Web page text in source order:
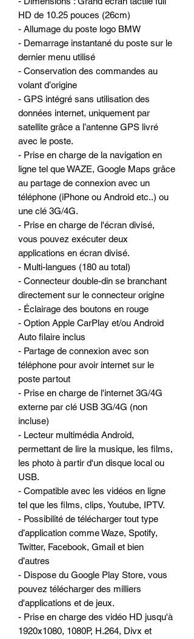
HD de 10.25 pouces (26cm)
- Allumage du poste logo BMW
- Demarrage instantané du poste sur le
dernier menu utilisé
- Conservation des commandes au
volant d’origine
- GPS intégré sans utilisation des
données internet, uniquement par
satellite grâce a l’antenne GPS livré
avec le poste.
- Prise en charge de la navigation en
ligne tel que WAZE, Google Maps grâce
au partage de connexion avec un
téléphone (iPhone ou Android etc..) ou
une clé 3G/4G.
- Prise en charge de l'écran divisé,
vous pouvez exécuter deux
applications en écran divisé.
- Multi-langues (180 au total)
- Connecteur double-din se branchant
directement sur le connecteur origine
- Éclairage des boutons en rouge
- Option Apple CarPlay et/ou Android
Auto filaire inclus
- Partage de connexion avec son
téléphone pour avoir internet sur le
poste partout
- Prise en charge de l'internet 3G/4G
externe par clé USB 3G/4G (non
incluse)
- Lecteur multimédia Android,
permettant de lire la musique, les films,
les photo à partir d'un disque local ou
USB.
- Compatible avec les vidéos en ligne
tel que les films, clips, Youtube, IPTV.
- Possibilité de télécharger tout type
d’application comme Waze, Spotify,
Twitter, Facebook, Gmail et bien
d’autres
- Dispose du Google Play Store, vous
pouvez télécharger des milliers
d'applications et de jeux.
- Prise en charge des vidéo HD jusqu'à
1920x1080, 1080P, H.264, Divx et